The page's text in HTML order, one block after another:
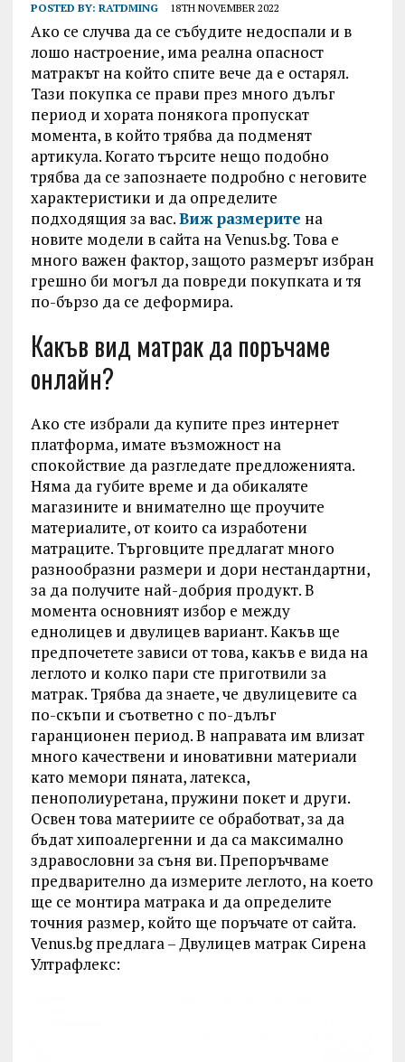
POSTED BY: RATDMING 18TH NOVEMBER 2022
Ако се случва да се събудите недоспали и в
лошо настроение, има реална опасност
матракът на който спите вече да е остарял.
Тази покупка се прави през много дълъг
период и хората понякога пропускат
момента, в който трябва да подменят
артикула. Когато търсите нещо подобно
трябва да се запознаете подробно с неговите
характеристики и да определите
подходящия за вас.Виж размерите на
новите модели в сайта на Venus.bg. Това е
много важен фактор, защото размерът избран
грешно би могъл да повреди покупката и тя
по-бързо да се деформира.
Какъв вид матрак да поръчаме
онлайн?
Ако сте избрали да купите през интернет
платформа, имате възможност на
спокойствие да разгледате предложенията.
Няма да губите време и да обикаляте
магазините и внимателно ще проучите
материалите, от които са изработени
матраците. Търговците предлагат много
разнообразни размери и дори нестандартни,
за да получите най-добрия продукт. В
момента основният избор е между
еднолицев и двулицев вариант. Какъв ще
предпочетете зависи от това, какъв е вида на
леглото и колко пари сте приготвили за
матрак. Трябва да знаете, че двулицевите са
по-скъпи и съответно с по-дълъг
гаранционен период. В направата им влизат
много качествени и иновативни материали
като мемори пяната, латекса,
пенополиуретана, пружини покет и други.
Освен това материите се обработват, за да
бъдат хипоалергенни и да са максимално
здравословни за съня ви. Препоръчваме
предварително да измерите леглото, на което
ще се монтира матрака и да определите
точния размер, който ще поръчате от сайта.
Venus.bg предлага – Двулицев матрак Сирена
Ултрафлекс: